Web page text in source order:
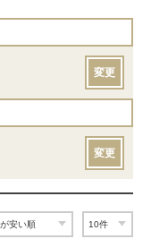
変更
変更